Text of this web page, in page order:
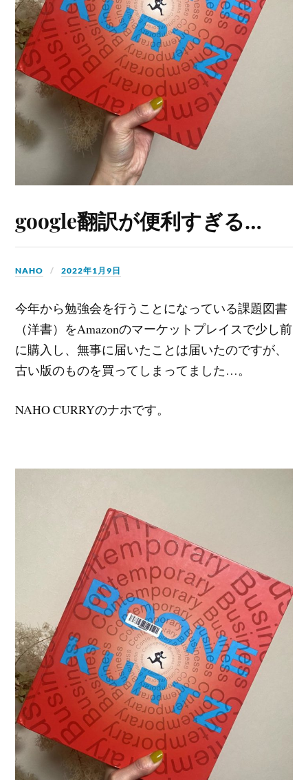
google翻訳が便利すぎる…
NAHO 2022年1月9日
今年から勉強会を行うことになっている課題図書
（洋書）をAmazonのマーケットプレイスで少し前
に購入し、無事に届いたことは届いたのですが、
古い版のものを買ってしまってました…。
NAHO CURRYのナホです。